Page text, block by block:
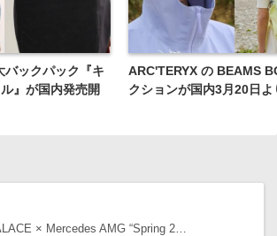
バックパック『キ
』が国内発売開
ARC'TERYX の BEAMS
クションが国内3月20日よ
× Mercedes AMG “Spring 2…